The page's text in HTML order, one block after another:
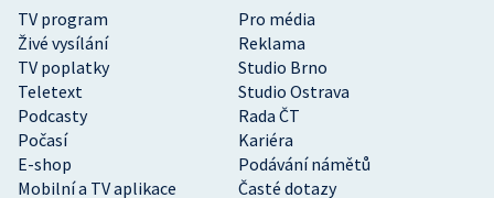
TV program
Pro média
Živé vysílání
Reklama
TV poplatky
Studio Brno
Teletext
Studio Ostrava
Podcasty
Rada ČT
Počasí
Kariéra
E-shop
Podávání námětů
Mobilní a TV aplikace
Časté dotazy